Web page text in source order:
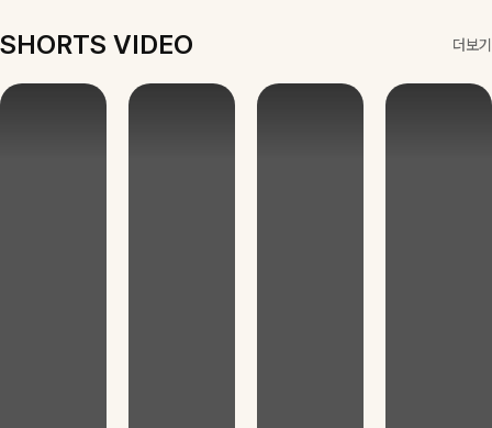
SHORTS VIDEO 더보기